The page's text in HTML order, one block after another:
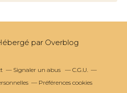
par Overblog
Signaler un abus
C.G.U.
Préférences cookies